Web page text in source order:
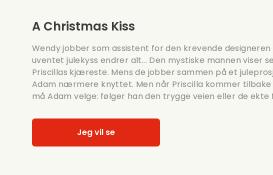
A Christmas Kiss
Wendy jobber som assistent for den krevende
uventet julekyss endrer alt... Den mystiske mannen viser
Priscillas kjæreste. Mens de jobber sammen på et
Adam nærmere knyttet. Men når Priscilla kommer
må Adam velge: følger han den trygge veien eller de ekte
Jeg vil se